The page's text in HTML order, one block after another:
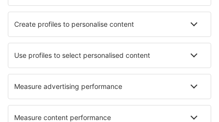
Unterkunft in Delicias Unterkunft in Cala d´Or
Unterkunft in Lambersart Unterkunft in Lingen
Unterkunft in Pisgah Forest Unterkunft in Cavite City
Die besten Unterkünfte - Regionen
Unterkunft in Flachau Unterkunft in den Kitzbüheler Alpen